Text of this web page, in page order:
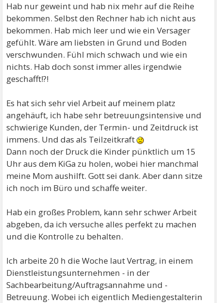
Hab nur geweint und hab nix mehr auf die Reihe
bekommen. Selbst den Rechner hab ich nicht aus
bekommen. Hab mich leer und wie ein Versager
gefühlt. Wäre am liebsten in Grund und Boden
verschwunden. Fühl mich schwach und wie ein
nichts. Hab doch sonst immer alles irgendwie
geschafft!?!
Es hat sich sehr viel Arbeit auf meinem platz
angehäuft, ich habe sehr betreuungsintensive und
schwierige Kunden, der Termin- und Zeitdruck ist
immens. Und das als Teilzeitkraft
Dann noch der Druck die Kinder pünktlich um 15
Uhr aus dem KiGa zu holen, wobei hier manchmal
meine Mom aushilft. Gott sei dank. Aber dann sitze
ich noch im Büro und schaffe weiter.
Hab ein großes Problem, kann sehr schwer Arbeit
abgeben, da ich versuche alles perfekt zu machen
und die Kontrolle zu behalten.
Ich arbeite 20 h die Woche laut Vertrag, in einem
Dienstleistungsunternehmen - in der
Sachbearbeitung/Auftragsannahme und -
Betreuung. Wobei ich eigentlich Mediengestalterin